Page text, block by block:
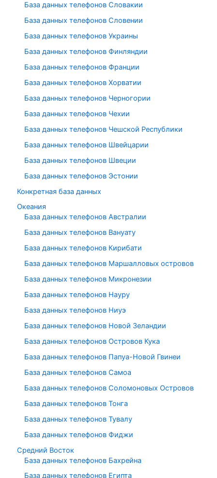
База данных телефонов Словакии
База данных телефонов Словении
База данных телефонов Украины
База данных телефонов Финляндии
База данных телефонов Франции
База данных телефонов Хорватии
База данных телефонов Черногории
База данных телефонов Чехии
База данных телефонов Чешской Республики
База данных телефонов Швейцарии
База данных телефонов Швеции
База данных телефонов Эстонии
Конкретная база данных
Океания
База данных телефонов Австралии
База данных телефонов Вануату
База данных телефонов Кирибати
База данных телефонов Маршалловых островов
База данных телефонов Микронезии
База данных телефонов Науру
База данных телефонов Ниуэ
База данных телефонов Новой Зеландии
База данных телефонов Островов Кука
База данных телефонов Папуа-Новой Гвинеи
База данных телефонов Самоа
База данных телефонов Соломоновых Островов
База данных телефонов Тонга
База данных телефонов Тувалу
База данных телефонов Фиджи
Средний Восток
База данных телефонов Бахрейна
База данных телефонов Египта